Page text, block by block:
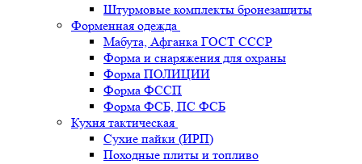
Штурмовые комплекты бронезащиты
Форменная одежда
Мабута, Афганка ГОСТ СССР
Форма и снаряжения для охраны
Форма ПОЛИЦИИ
Форма ФССП
Форма ФСБ, ПС ФСБ
Кухня тактическая
Сухие пайки (ИРП)
Походные плиты и топливо